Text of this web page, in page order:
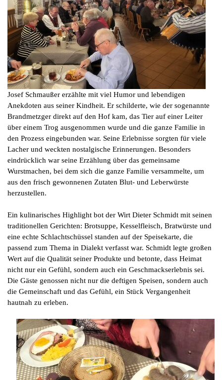
Josef Schmaußer erzählte mit viel Humor und lebendigen
Anekdoten aus seiner Kindheit. Er schilderte, wie der sogenannte
Brandmetzger direkt auf den Hof kam, das Tier auf einer Leiter
über einem Trog ausgenommen wurde und die ganze Familie in
den Prozess eingebunden war. Seine Erlebnisse sorgten für viele
Lacher und weckten nostalgische Erinnerungen. Besonders
eindrücklich war seine Erzählung über das gemeinsame
Wurstmachen, bei dem sich die ganze Familie versammelte, um
aus den frisch gewonnenen Zutaten Blut- und Leberwürste
herzustellen.
Ein kulinarisches Highlight bot der Wirt Dieter Schmidt mit seinen
traditionellen Gerichten: Brotsuppe, Kesselfleisch, Bratwürste und
eine echte Schlachtschüssel standen auf der Speisekarte, die
passend zum Thema in Dialekt verfasst war. Schmidt legte großen
Wert auf die Qualität seiner Produkte und betonte, dass Heimat
nicht nur ein Gefühl, sondern auch ein Geschmackserlebnis sei.
Die Gäste genossen nicht nur die deftigen Speisen, sondern auch
die Gemeinschaft und das Gefühl, ein Stück Vergangenheit
hautnah zu erleben.